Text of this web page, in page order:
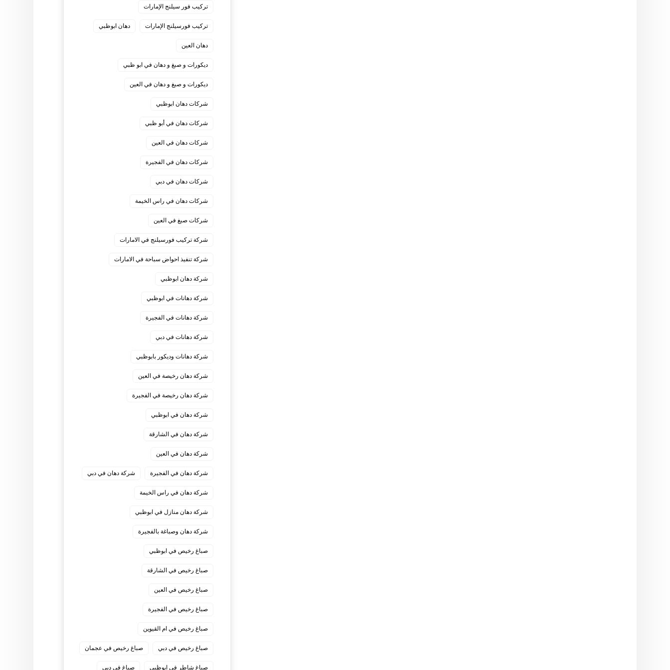
تركيب فور سيلنج الإمارات
تركيب فورسيلنج الإمارات دهان ابوظبي
دهان العين
ديكورات و صبغ و دهان في ابو ظبي
ديكورات و صبغ و دهان في العين
شركات دهان ابوظبي
شركات دهان في أبو ظبي
شركات دهان في العين
شركات دهان في الفجيرة
شركات دهان في دبي
شركات دهان في راس الخيمة
شركات صبغ في العين
شركة تركيب فورسيلنج في الامارات
شركة تنفيذ احواض سباحة في الامارات
شركة دهان ابوظبي
شركة دهانات في ابوظبي
شركة دهانات في الفجيرة
شركة دهانات في دبي
شركة دهانات وديكور بابوظبي
شركة دهان رخيصة في العين
شركة دهان رخيصة في الفجيرة
شركة دهان في ابوظبي
شركة دهان في الشارقة
شركة دهان في العين
شركة دهان في الفجيرة شركة دهان في دبي
شركة دهان في راس الخيمة
شركة دهان منازل في ابوظبي
شركة دهان وصباغة بالفجيرة
صباغ رخيص في ابوظبي
صباغ رخيص في الشارقة
صباغ رخيص في العين
صباغ رخيص في الفجيرة
صباغ رخيص في ام القيوين
صباغ رخيص في دبي صباغ رخيص في عجمان
صباغ شاطر في ابوظبي صباغ في دبي